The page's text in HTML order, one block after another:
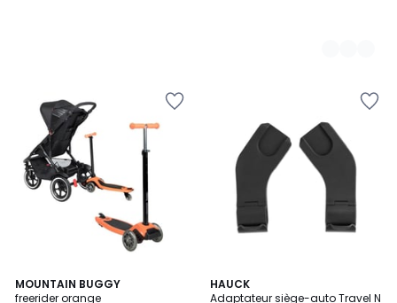
MOUNTAIN BUGGY
freerider orange
HAUCK
Adaptateur siège-auto Travel N